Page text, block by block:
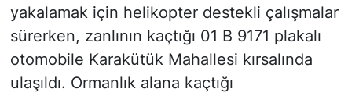
yakalamak için helikopter destekli çalışmalar
sürerken, zanlının kaçtığı 01 B 9171 plakalı
otomobile Karakütük Mahallesi kırsalında
ulaşıldı. Ormanlık alana kaçtığı